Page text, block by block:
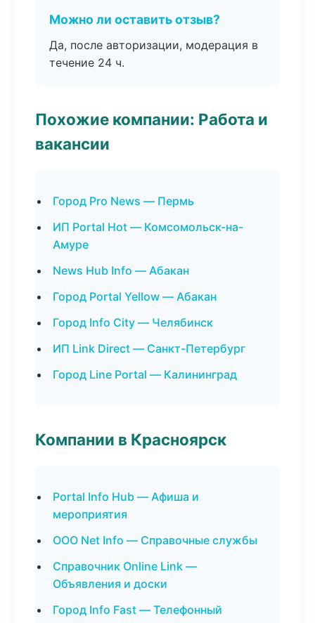
Можно ли оставить отзыв?
Да, после авторизации, модерация в
течение 24 ч.
Похожие компании: Работа и
вакансии
Город Pro News — Пермь
ИП Portal Hot — Комсомольск-на-
Амуре
News Hub Info — Абакан
Город Portal Yellow — Абакан
Город Info City — Челябинск
ИП Link Direct — Санкт-Петербург
Город Line Portal — Калининград
Компании в Красноярск
Portal Info Hub — Афиша и
мероприятия
ООО Net Info — Справочные службы
Справочник Online Link —
Объявления и доски
Город Info Fast — Телефонный